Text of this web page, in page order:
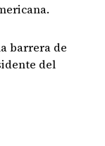
barrera de
del